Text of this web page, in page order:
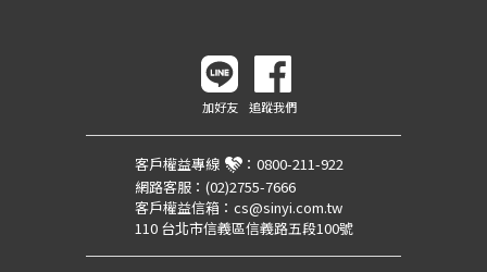
加好友 追蹤我們
客戶權益專線 ： 0800-211-922
網路客服： (02)2755-7666
客戶權益信箱： cs@sinyi.com.tw
110 台北市信義區信義路五段100號